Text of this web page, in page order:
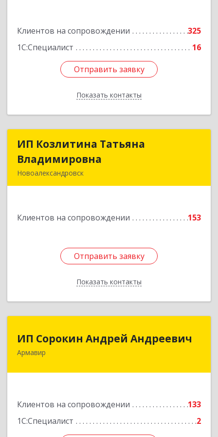
Клиентов на сопровождении
325
1С:Специалист
16
Отправить заявку
Показать контакты
Отправить заявку
Назад
ИП Козлитина Татьяна
Владимировна
Новоалександровск
Клиентов на сопровождении 153
Отправить заявку
Показать контакты
ИП Козлитина Татьяна
Подробнее
Отправить заявку
Назад
ИП Сорокин Андрей Андреевич
Армавир
Клиентов на сопровождении
133
1С:Специалист
2
ИП Сорокин Андрей Андреевич